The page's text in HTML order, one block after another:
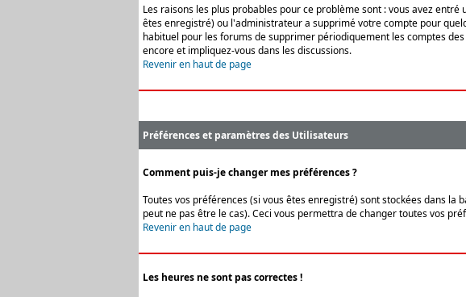
Les raisons les plus probables pour ce problème sont : vous avez
êtes enregistré) ou l'administrateur a supprimé votre compte pour
habituel pour les forums de supprimer périodiquement les comptes
encore et impliquez-vous dans les discussions.
Revenir en haut de page
Préférences et paramètres des Utilisateurs
Comment puis-je changer mes préférences ?
Toutes vos préférences (si vous êtes enregistré) sont stockées dans la
peut ne pas être le cas). Ceci vous permettra de changer toutes vos
Revenir en haut de page
Les heures ne sont pas correctes !